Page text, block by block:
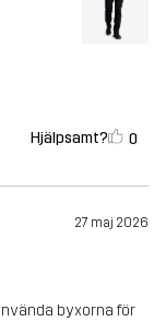
Hjälpsamt? 0
27 maj 2026
byxorna för